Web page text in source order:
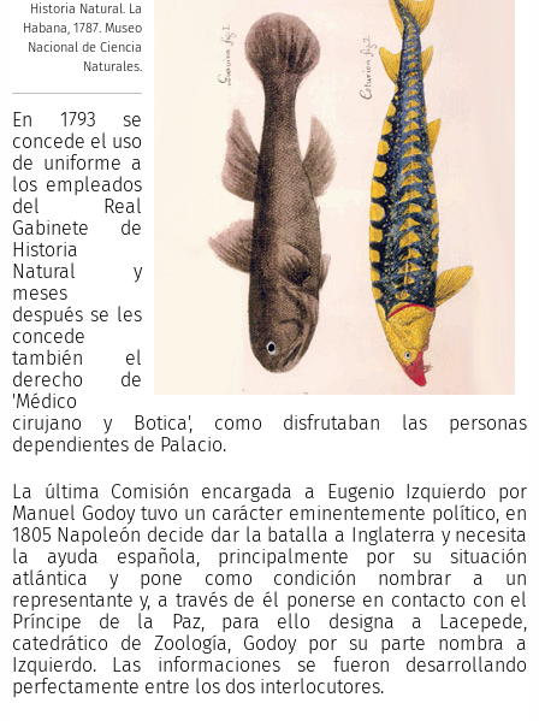
Historia Natural. La
Habana, 1787. Museo
Nacional de Ciencia
Naturales.
En 1793 se
concede el uso
de uniforme a
los empleados
del Real
Gabinete de
Historia
Natural y
meses
después se les
concede
también el
derecho de
'Médico
cirujano y Botica', como disfrutaban las personas
dependientes de Palacio.
La última Comisión encargada a Eugenio Izquierdo por
Manuel Godoy tuvo un carácter eminentemente político, en
1805 Napoleón decide dar la batalla a Inglaterra y necesita
la ayuda española, principalmente por su situación
atlántica y pone como condición nombrar a un
representante y, a través de él ponerse en contacto con el
Príncipe de la Paz, para ello designa a Lacepede,
catedrático de Zoología, Godoy por su parte nombra a
Izquierdo. Las informaciones se fueron desarrollando
perfectamente entre los dos interlocutores.